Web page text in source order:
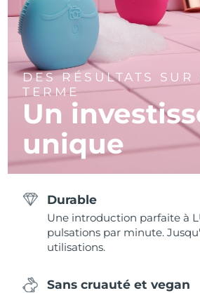
DES RÉSULTATS
TERME
Un
unique
Durable
Une introduction parfaite à
pulsations par minute.
utilisations.
Sans cruauté et vegan